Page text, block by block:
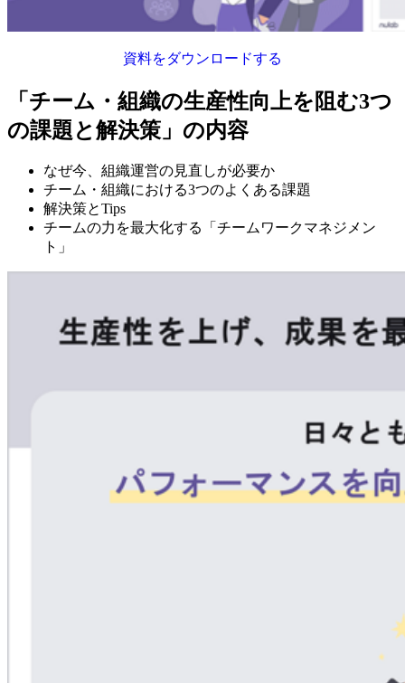
資料をダウンロードする
「チーム・組織の生産性向上を阻む3つ
の課題と解決策」の内容
なぜ今、組織運営の見直しが必要か
チーム・組織における3つのよくある課題
解決策とTips
チームの力を最大化する「チームワークマネジメン
ト」